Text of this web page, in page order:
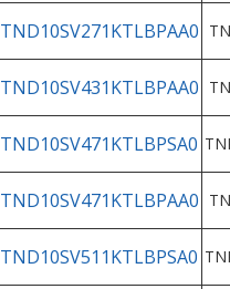
TND10SV271KTLBPAA0
TND10SV431KTLBPAA0
TND10SV471KTLBPSA0
TND10SV471KTLBPAA0
TND10SV511KTLBPSA0